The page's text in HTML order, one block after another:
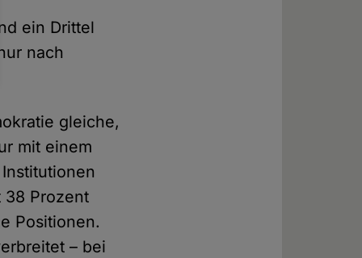
ein Drittel
nach
gleiche,
mit einem
38 Prozent
Positionen.
– bei